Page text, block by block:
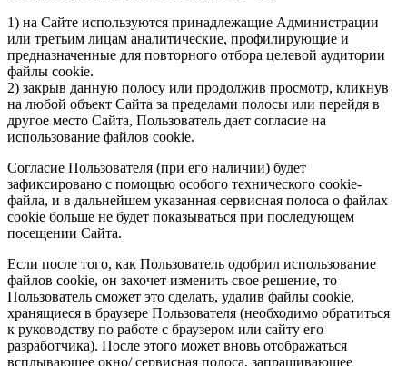
1) на Сайте используются принадлежащие Администрации
или третьим лицам аналитические, профилирующие и
предназначенные для повторного отбора целевой аудитории
файлы cookie.
2) закрыв данную полосу или продолжив просмотр, кликнув
на любой объект Сайта за пределами полосы или перейдя в
другое место Сайта, Пользователь дает согласие на
использование файлов cookie.
Согласие Пользователя (при его наличии) будет
зафиксировано с помощью особого технического cookie-
файла, и в дальнейшем указанная сервисная полоса о файлах
cookie больше не будет показываться при последующем
посещении Сайта.
Если после того, как Пользователь одобрил использование
файлов cookie, он захочет изменить свое решение, то
Пользователь сможет это сделать, удалив файлы cookie,
хранящиеся в браузере Пользователя (необходимо обратиться
к руководству по работе с браузером или сайту его
разработчика). После этого может вновь отображаться
всплывающее окно/ сервисная полоса, запрашивающее